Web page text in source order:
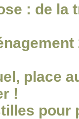
: de la
place
!
pour